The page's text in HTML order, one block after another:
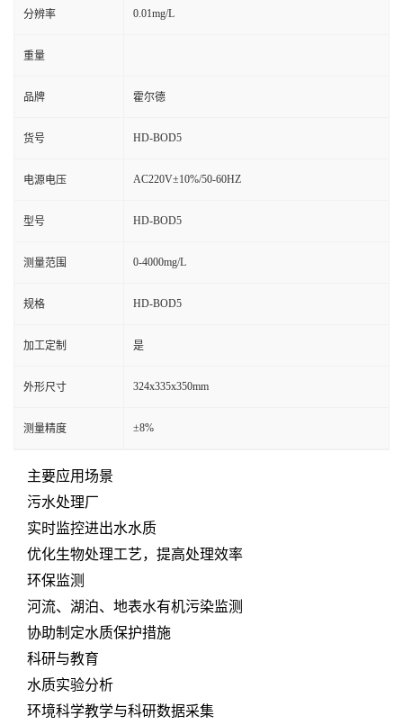
分辨率 0.01mg/L
重量
品牌 霍尔德
货号 HD-BOD5
电源电压 AC220V±10%/50-60HZ
型号 HD-BOD5
测量范围 0-4000mg/L
规格 HD-BOD5
加工定制 是
外形尺寸 324x335x350mm
测量精度 ±8%
主要应用场景
污水处理厂
实时监控进出水水质
优化生物处理工艺，提高处理效率
环保监测
河流、湖泊、地表水有机污染监测
协助制定水质保护措施
科研与教育
水质实验分析
环境科学教学与科研数据采集